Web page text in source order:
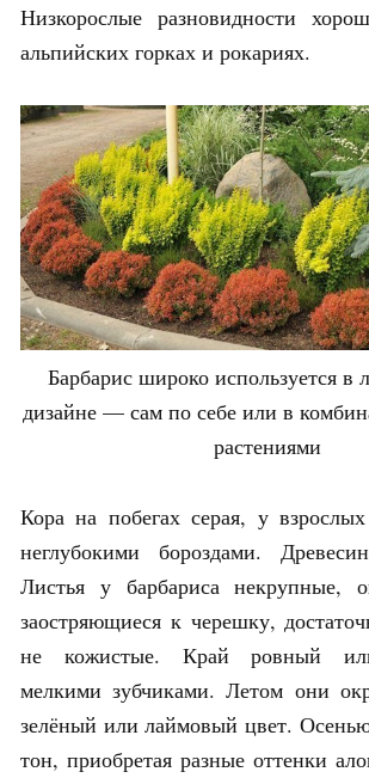
Низкорослые разновидности
альпийских горках и рокариях.
Барбарис широко используется
дизайне — сам по себе или в
растениями
Кора на побегах серая, у
неглубокими бороздами.
Листья у барбариса некрупные,
заостряющиеся к черешку,
не кожистые. Край ровный
мелкими зубчиками. Летом они
зелёный или лаймовый цвет.
тон, приобретая разные оттенки